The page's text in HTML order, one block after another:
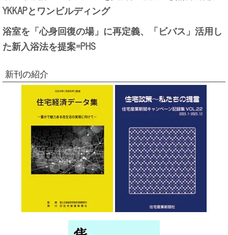
YKKAPとワンビルディング
浴室を「心身回復の場」に再定義、「ビバス」活用し
た新入浴法を提案=PHS
新刊の紹介